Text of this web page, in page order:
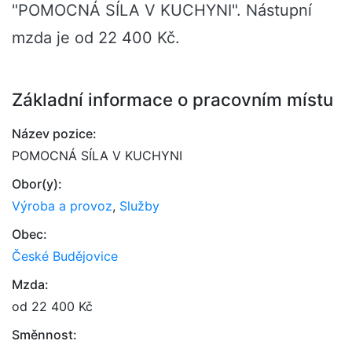
"POMOCNÁ SÍLA V KUCHYNI". Nástupní
mzda je od 22 400 Kč.
Základní informace o pracovním místu
Název pozice:
POMOCNÁ SÍLA V KUCHYNI
Obor(y):
Výroba a provoz, Služby
Obec:
České Budějovice
Mzda:
od 22 400 Kč
Směnnost: